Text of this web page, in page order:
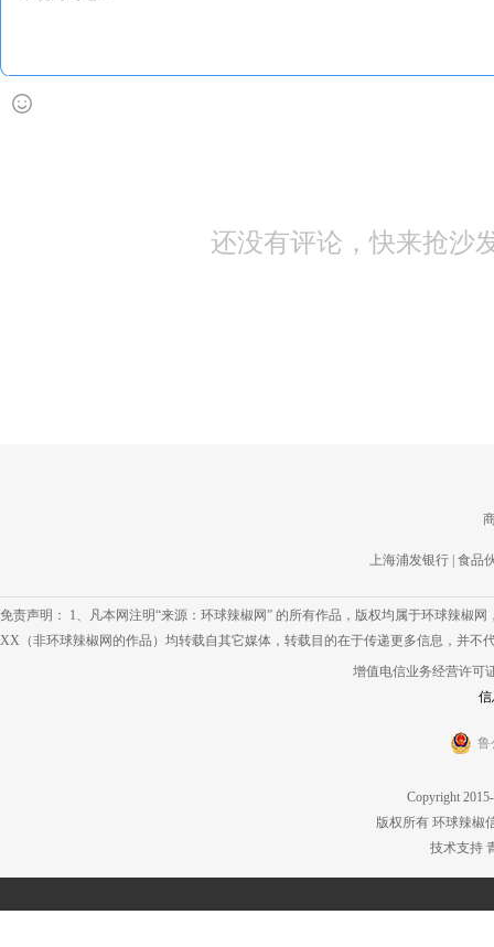
还没有评论，快来抢沙
上海浦发银行 食品
免责声明： 1、凡本网注明“来源：环球辣椒网” 的所有作品，版权均属于环球辣椒
XX（非环球辣椒网的作品）均转载自其它媒体，转载目的在于传递更多信息，并
增值电信业务经营许可
鲁
Copyright
版权所有 环球辣椒
技术支持